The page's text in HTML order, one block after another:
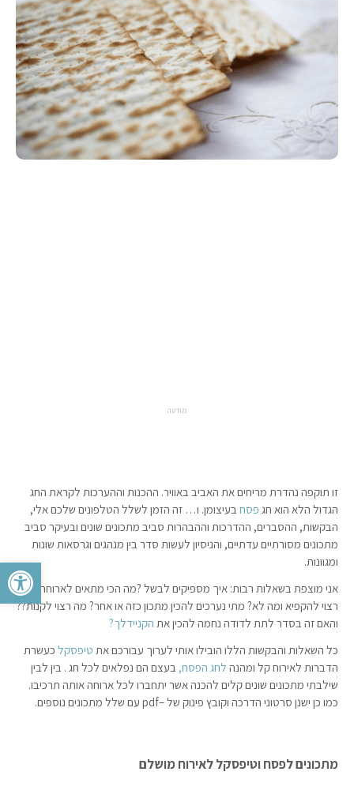
פתח
מודעה
זו תוקפה נהדרת מריחים את האביב באוויר. ההכנות וההערכות לקראת החג
הגדול הלא הוא חג פסח בעיצומן. ו… זה הזמן לשלל הטלפונים שלכם אלי,
הבקשות, ההסברים, ההדרכות וההבהרות סביב מתכונים שונים ובעיקר סביב
מתכונים מסורתיים עדתיים, והניסיון לעשות סדר בין מנהגים וגרסאות שונות
ומגוונות.
אני מוצפת בשאלות רבות: איך מספיקים לבשל ?מה הכי מתאים לארוחה? מה
רצוי להקפיא ומה לא? מתי נערכים להכין מתכון כזה או אחר? מה רצוי לקנות??
והאם זה בסדר לתת לדודה נחמה להכין את הקניידלך?
כל השאלות והבקשות הללו הובילו אותי לערוך עבורכם את טיפסקל כעשרת
הדברות לאירוח קל ומהנה לחג הפסח, בעצם הם נפלאים לכל חג . בין לבין
שילבתי מתכונים שונים קלים להכנה אשר יתחברו לכל ארוחה אותה תרכיבו.
כמו כן ישנן סרטוני הדרכה וקובץ פינוק של –pdf עם שלל מתכונים נוספים.
מתכונים לפסח וטיפסקל לאירוח מושלם